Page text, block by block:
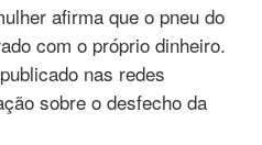
afirma que o pneu do
com o próprio dinheiro.
nas redes
sobre o desfecho da